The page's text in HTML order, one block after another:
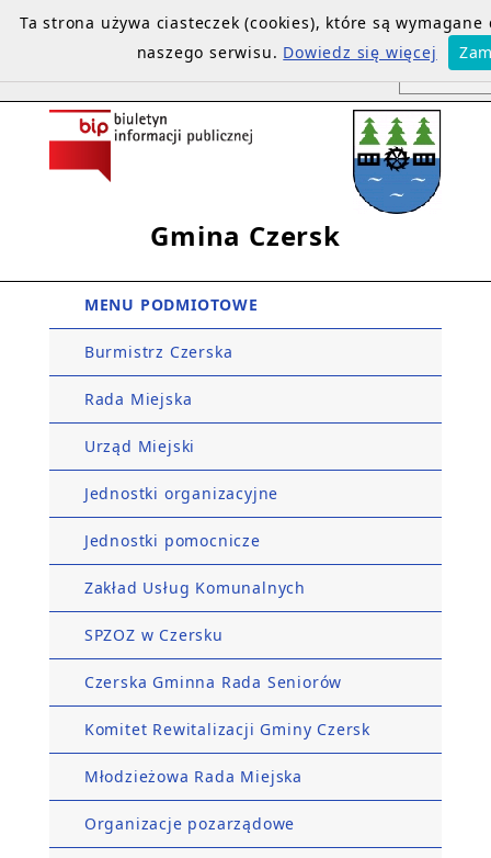
Gmina Czersk
MENU PODMIOTOWE
Burmistrz Czerska
Rada Miejska
Urząd Miejski
Jednostki organizacyjne
Jednostki pomocnicze
Zakład Usług Komunalnych
SPZOZ w Czersku
Czerska Gminna Rada Seniorów
Komitet Rewitalizacji Gminy Czersk
Młodzieżowa Rada Miejska
Organizacje pozarządowe
Ta strona używa ciasteczek (cookies), które są
naszego serwisu. Dowiedz się więcej